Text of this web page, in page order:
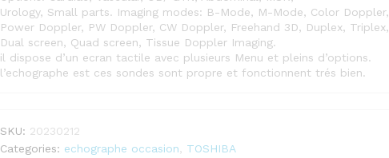
Urology, Small parts. Imaging modes: B-Mode, M-Mode, Color Doppler,
Power Doppler, PW Doppler, CW Doppler, Freehand 3D, Duplex, Triplex,
Dual screen, Quad screen, Tissue Doppler Imaging.
il dispose d’un ecran tactile avec plusieurs Menu et pleins d’options.
l’echographe est ces sondes sont propre et fonctionnent trés bien.
SKU: 20230212
Categories: echographe occasion
TOSHIBA